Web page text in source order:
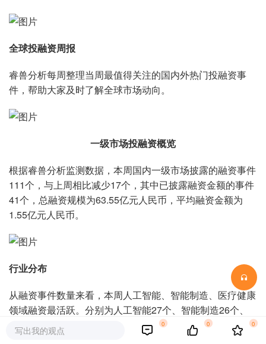
全球投融资周报
睿兽分析每周整理当周最值得关注的国内外热门投融资事
件，帮助大家及时了解全球市场动向。
一级市场投融资概览
根据睿兽分析监测数据，本周国内一级市场披露的融资事件
111个，与上周相比减少17个，其中已披露融资金额的事件
41个，总融资规模为63.55亿元人民币，平均融资金额为
1.55亿元人民币。
行业分布
从融资事件数量来看，本周人工智能、智能制造、医疗健康
领域融资最活跃。分别为人工智能27个、智能制造26个、
医疗健康17个。
写出我的观点
0 0 0